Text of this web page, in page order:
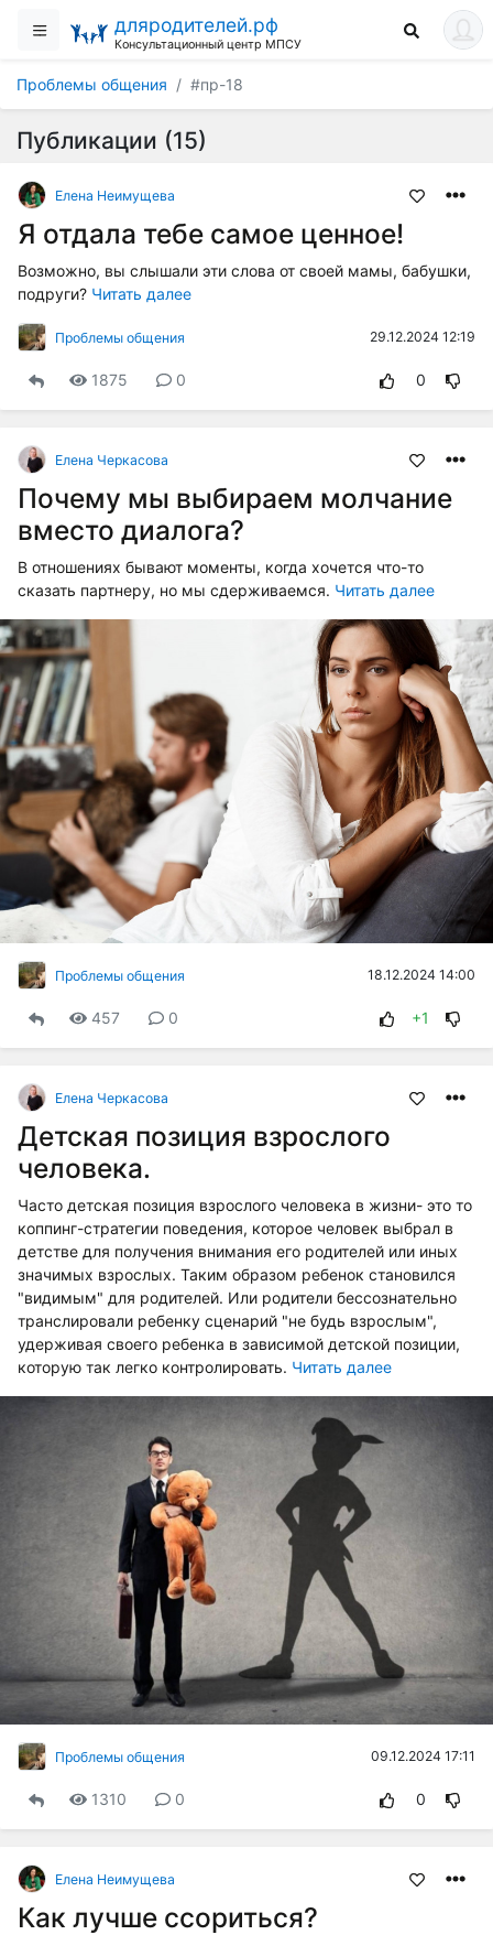
дляродителей.рф
Консультационный центр МПСУ
Проблемы общения #пр-18
Публикации (15)
Елена Неимущева
Я отдала тебе самое ценное!
Возможно, вы слышали эти слова от своей мамы, бабушки,
подруги? Читать далее
Проблемы общения 29.12.2024 12:19
1875 0 0
Елена Черкасова
Почему мы выбираем молчание
вместо диалога?
В отношениях бывают моменты, когда хочется что-то
сказать партнеру, но мы сдерживаемся. Читать далее
Проблемы общения 18.12.2024 14:00
457 0 +1
Елена Черкасова
Детская позиция взрослого
человека.
Часто детская позиция взрослого человека в жизни- это то
коппинг-стратегии поведения, которое человек выбрал в
детстве для получения внимания его родителей или иных
значимых взрослых. Таким образом ребенок становился
"видимым" для родителей. Или родители бессознательно
транслировали ребенку сценарий "не будь взрослым",
удерживая своего ребенка в зависимой детской позиции,
которую так легко контролировать. Читать далее
Проблемы общения 09.12.2024 17:11
1310 0 0
Елена Неимущева
Как лучше ссориться?